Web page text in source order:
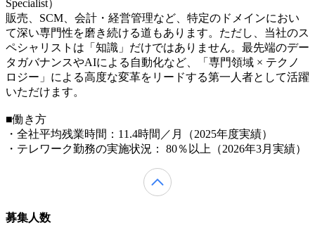
Specialist）
販売、SCM、会計・経営管理など、特定のドメインにおい
て深い専門性を磨き続ける道もあります。ただし、当社のス
ペシャリストは「知識」だけではありません。最先端のデー
タガバナンスやAIによる自動化など、「専門領域 × テクノ
ロジー」による高度な変革をリードする第一人者として活躍
いただけます。
■働き方
・全社平均残業時間：11.4時間／月（2025年度実績）
・テレワーク勤務の実施状況： 80％以上（2026年3月実績）
募集人数